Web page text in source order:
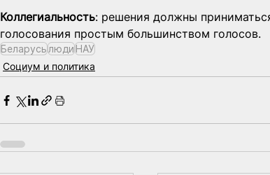
Коллегиальность: решения должны
голосования простым большинством голосов.
БеларусьлюдиНАУ
Социум и политика